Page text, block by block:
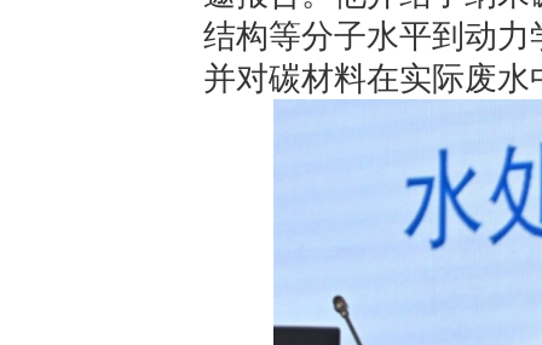
结构等分子水平到动
并对碳材料在实际废